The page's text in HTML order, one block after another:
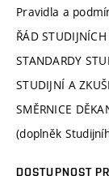
Pravidla a
ŘÁD
STANDARDY
STUDIJNÍ A
SMĚRNICE
(doplněk
DOSTUPNOST